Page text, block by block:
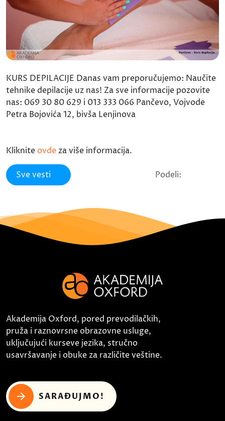
KURS DEPILACIJE Danas vam preporučujemo: Naučite
tehnike depilacije uz nas! Za sve informacije pozovite
nas: 069 30 80 629 i 013 333 066 Pančevo, Vojvode
Petra Bojovića 12, bivša Lenjinova
Kliknite ovde za više informacija.
Sve vesti Podeli:
Akademija Oxford, pored prevodilačkih,
pruža i raznovrsne obrazovne usluge,
uključujući kurseve jezika, stručno
usavršavanje i obuke za različite veštine.
SARAĐUJMO!